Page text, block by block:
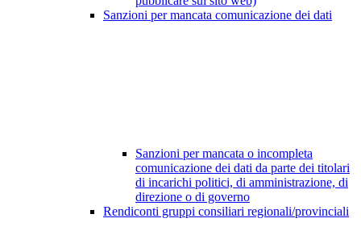
Sanzioni per mancata comunicazione dei dati
Sanzioni per mancata o incompleta
comunicazione dei dati da parte dei titolari
di incarichi politici, di amministrazione, di
direzione o di governo
Rendiconti gruppi consiliari regionali/provinciali